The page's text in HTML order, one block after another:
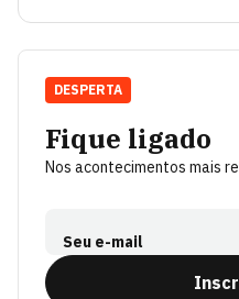
Fique ligado
Nos acontecimentos mais
Seu e-mail
DESPERTA